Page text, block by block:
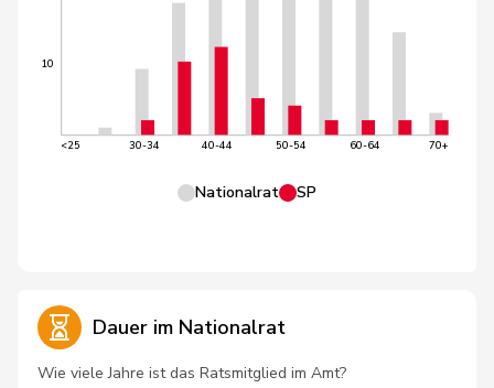
10
<25 30-34 40-44 50-54 60-64 70+
Nationalrat SP
Dauer im Nationalrat
Wie viele Jahre ist das Ratsmitglied im Amt?